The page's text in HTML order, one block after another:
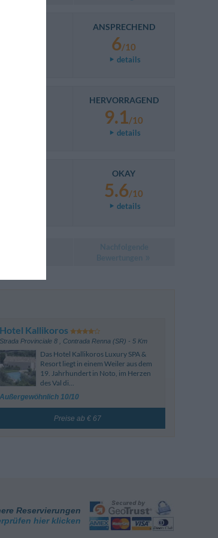
ANSPRECHEND
6/10
details
HERVORRAGEND
9.1/10
details
OKAY
5.6/10
details
Hotel Kallikoros
Strada Provinciale 8 Contrada Renna (SR) - 5 Km
Das Hotel Kallikoros Luxury SPA &
Resort liegt in einem Weiler aus dem
19. Jahrhundert in Noto, im Herzen
des Val di...
Außergewöhnlich 10/10
Preise ab € 67
Reservierungen
hier klicken